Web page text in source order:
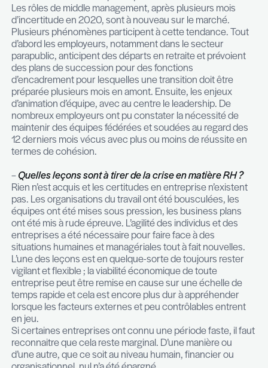
En septembre 2020, ici même dans AGEFI,
émis l’hypothèse que l’année 2021 risquait d’être
marqueur d’une transition professionnelle pour
nombreuses personnes et cette prédiction se
Les employeurs ont, dans leur majorité rouvert,
nombreux postes. Les rôles d’expert ou de
constituent toujours les volumes les plus
postes proposés, notamment dans la filière IT
uniquement. Les secteurs de l’ingénierie, de
la santé, de la construction rencontrent
Les rôles de middle management, après
d’incertitude en 2020, sont à nouveau sur le
Plusieurs phénomènes participent à cette
d’abord les employeurs, notamment dans le
parapublic, anticipent des départs en retraite et
des plans de succession pour des fonctions
d’encadrement pour lesquelles une transition
préparée plusieurs mois en amont. Ensuite, les
d’animation d’équipe, avec au centre le
nombreux employeurs ont pu constater la
maintenir des équipes fédérées et soudées au
12 derniers mois vécus avec plus ou moins de
termes de cohésion.